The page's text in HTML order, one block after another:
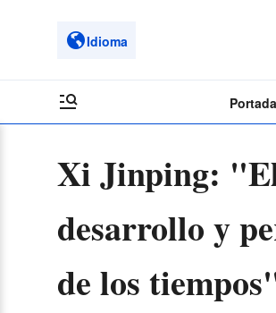
Idioma
Portada
Xi Jinping:
desarrollo y
de los